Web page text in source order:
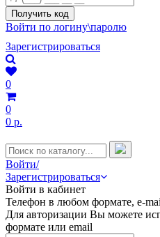
Войти по логину\паролю
Зарегистрироваться
0
0
0 р.
Войти/
Зарегистрироваться
Войти в кабинет
Телефон в любом формате, e-
Для авторизации Вы можете
формате или email